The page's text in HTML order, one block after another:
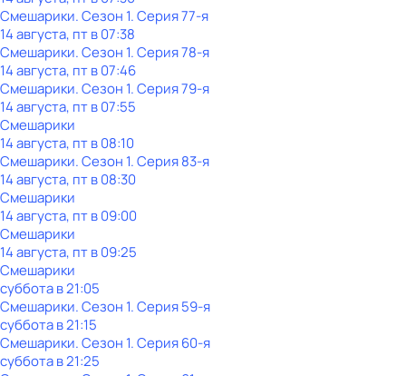
Смешарики. Сезон 1. Серия 77-я
14 августа, пт в 07:38
Смешарики. Сезон 1. Серия 78-я
14 августа, пт в 07:46
Смешарики. Сезон 1. Серия 79-я
14 августа, пт в 07:55
Смешарики
14 августа, пт в 08:10
Смешарики. Сезон 1. Серия 83-я
14 августа, пт в 08:30
Смешарики
14 августа, пт в 09:00
Смешарики
14 августа, пт в 09:25
Смешарики
субботав21:05
Смешарики. Сезон 1. Серия 59-я
субботав21:15
Смешарики. Сезон 1. Серия 60-я
субботав21:25